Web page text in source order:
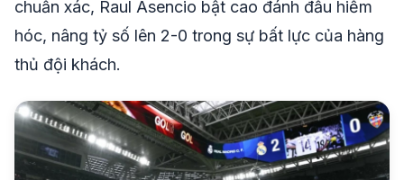
chuẩn xác, Raul Asencio bật cao đánh đầu hiểm
hóc, nâng tỷ số lên 2-0 trong sự bất lực của hàng
thủ đội khách.